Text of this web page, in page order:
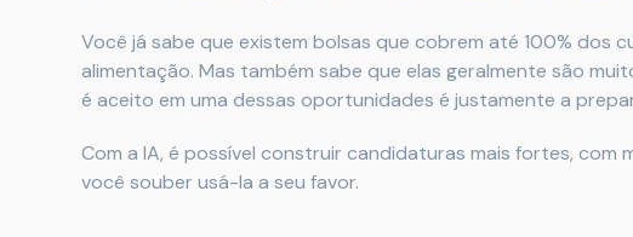
Você já sabe que existem bolsas que cobrem até 100% dos
alimentação. Mas também sabe que elas geralmente são
é aceito em uma dessas oportunidades é justamente a
Com a IA, é possível construir candidaturas mais fortes, com
você souber usá-la a seu favor.